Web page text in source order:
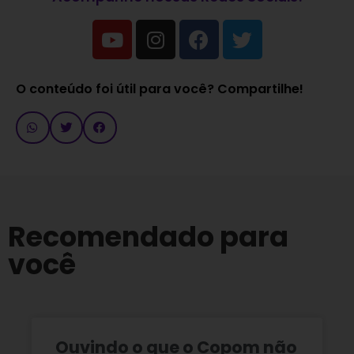
O conteúdo foi útil para você? Compartilhe!
Recomendado para
você
Ouvindo o que o Copom não